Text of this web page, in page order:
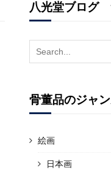
八光堂ブログ
Search
for:
骨董品のジャ
絵画
日本画